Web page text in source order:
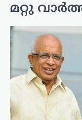
മറ്റു